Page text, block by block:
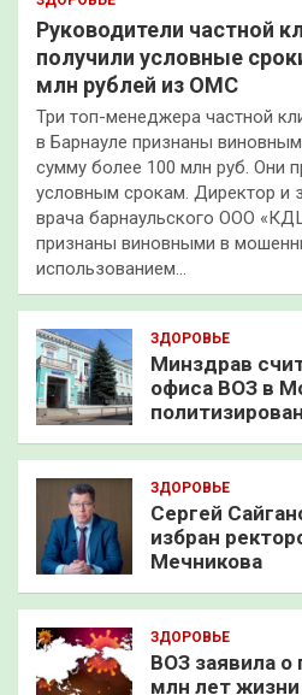
Руководители частной
получили условные
млн рублей из ОМС
Три топ-менеджера частной
в Барнауле признаны
сумму более 100 млн руб. Они
условным срокам. Директор и
врача барнаульского ООО
признаны виновными в
использованием…
ЗДОРОВЬЕ
Минздрав
офиса ВОЗ в
ЗДОРОВЬЕ
Сергей
избран
Мечникова
ЗДОРОВЬЕ
ВОЗ заявила о
млн лет жизни